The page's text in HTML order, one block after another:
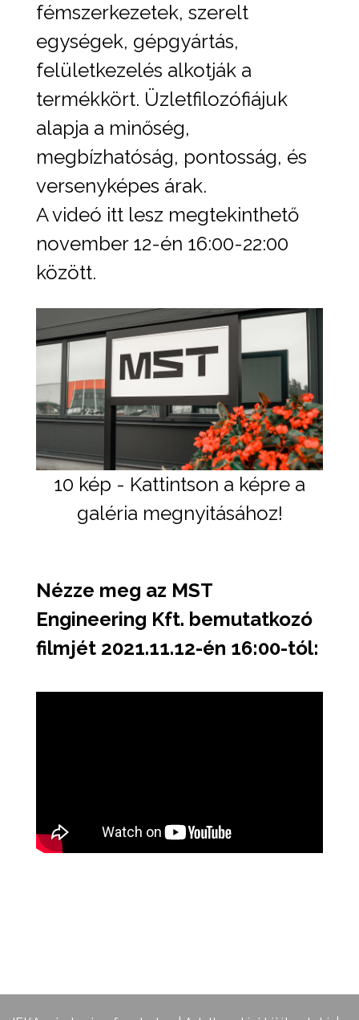
fémszerkezetek, szerelt
egységek, gépgyártás,
felületkezelés alkotják a
termékkört. Üzletfilozófiájuk
alapja a minőség,
megbízhatóság, pontosság, és
versenyképes árak.
A videó itt lesz megtekinthető
november 12-én 16:00-22:00
között.
10 kép - Kattintson a képre a
galéria megnyitásához!
Nézze meg az MST
Engineering Kft. bemutatkozó
filmjét 2021.11.12-én 16:00-tól: